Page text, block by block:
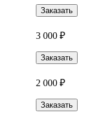
Заказать
3 000 ₽
Заказать
2 000 ₽
Заказать